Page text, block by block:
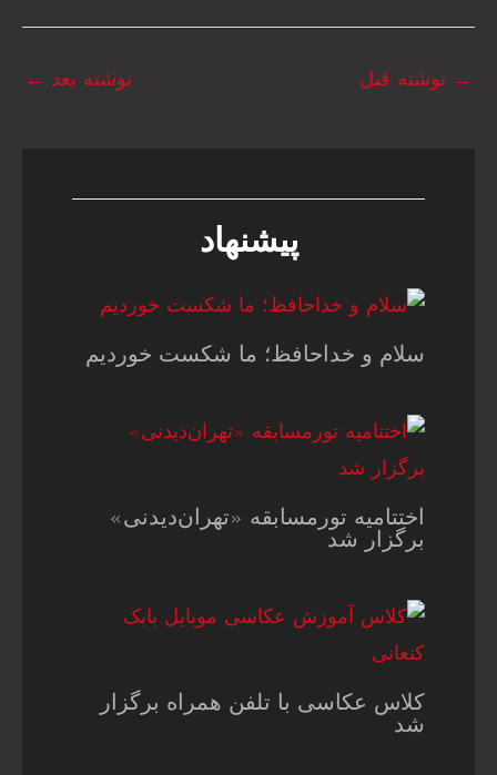
→ نوشته قبل نوشته بعد ←
پیشنهاد
سلام و خداحافظ؛ ما شکست خوردیم
اختتامیه تورمسابقه «تهران‌دیدنی»
برگزار شد
کلاس عکاسی با تلفن همراه برگزار
شد